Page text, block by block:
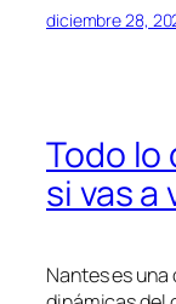
diciembre 28,
Todo lo
si vas a
Nantes es